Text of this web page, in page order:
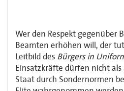
Wer den Respekt gegenüber
Beamten erhöhen will, der
Leitbild des Bürgers in
Einsatzkräfte dürfen nicht als
Staat durch Sondernormen